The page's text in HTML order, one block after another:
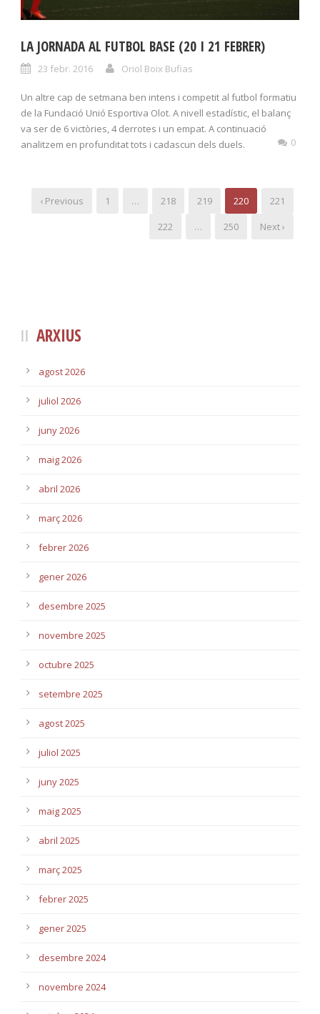
LA JORNADA AL FUTBOL BASE (20 I 21 FEBRER)
23 febr. 2016 Oriol Boix Bufias
Un altre cap de setmana ben intens i competit al futbol formatiu
de la Fundació Unió Esportiva Olot. A nivell estadístic, el balanç
va ser de 6 victòries, 4 derrotes i un empat. A continuació
analitzem en profunditat tots i cadascun dels duels.
0
‹ Previous 1 … 218 219 220
221
222
… 250 Next ›
ARXIUS
agost 2026
juliol 2026
juny 2026
maig 2026
abril 2026
març 2026
febrer 2026
gener 2026
desembre 2025
novembre 2025
octubre 2025
setembre 2025
agost 2025
juliol 2025
juny 2025
maig 2025
abril 2025
març 2025
febrer 2025
gener 2025
desembre 2024
novembre 2024